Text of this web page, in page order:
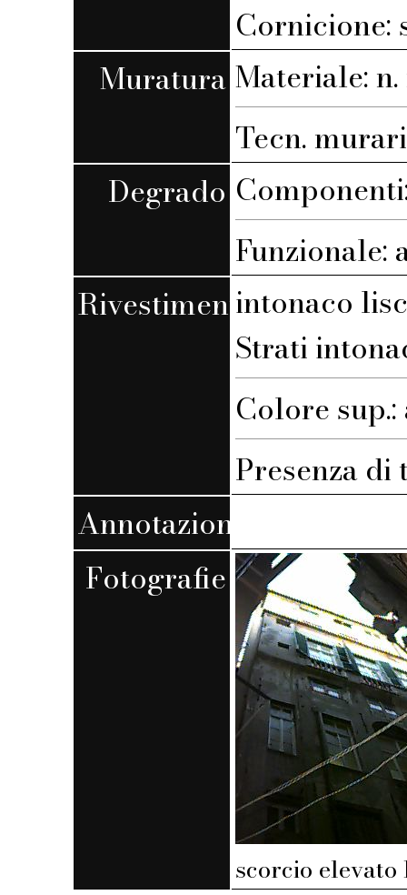
Cornicione:
Muratura Materiale: n.
Tecn.
Degrado
Funzionale:
Rivestimentointonaco
Strati
Colore sup.:
Presenza
Annotazioni
Fotografie
scorcio elevato